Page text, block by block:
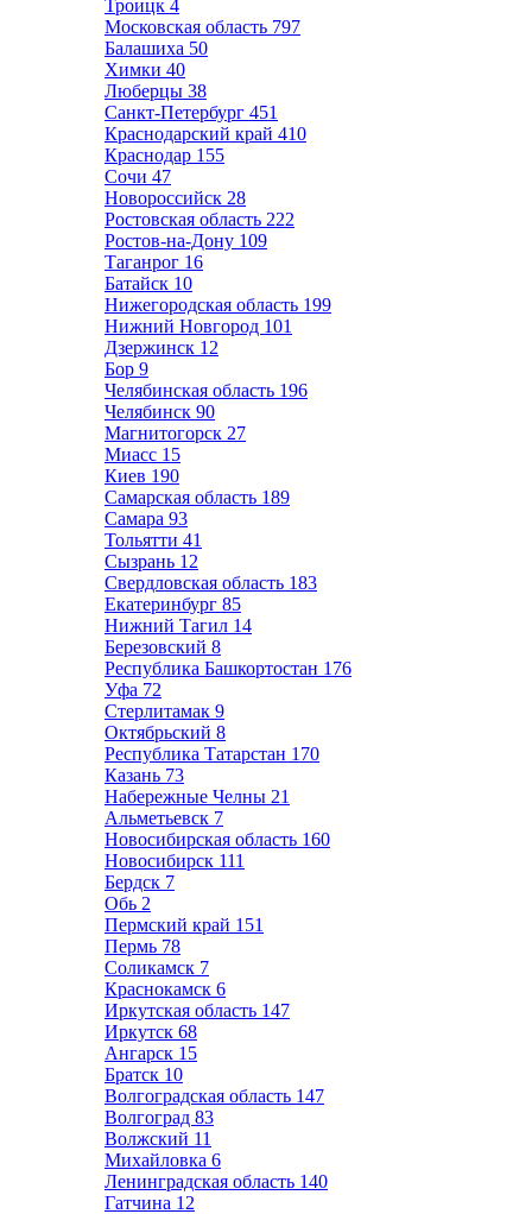
Троицк 4
Московская область 797
Балашиха 50
Химки 40
Люберцы 38
Санкт-Петербург 451
Краснодарский край 410
Краснодар 155
Сочи 47
Новороссийск 28
Ростовская область 222
Ростов-на-Дону 109
Таганрог 16
Батайск 10
Нижегородская область 199
Нижний Новгород 101
Дзержинск 12
Бор 9
Челябинская область 196
Челябинск 90
Магнитогорск 27
Миасс 15
Киев 190
Самарская область 189
Самара 93
Тольятти 41
Сызрань 12
Свердловская область 183
Екатеринбург 85
Нижний Тагил 14
Березовский 8
Республика Башкортостан 176
Уфа 72
Стерлитамак 9
Октябрьский 8
Республика Татарстан 170
Казань 73
Набережные Челны 21
Альметьевск 7
Новосибирская область 160
Новосибирск 111
Бердск 7
Обь 2
Пермский край 151
Пермь 78
Соликамск 7
Краснокамск 6
Иркутская область 147
Иркутск 68
Ангарск 15
Братск 10
Волгоградская область 147
Волгоград 83
Волжский 11
Михайловка 6
Ленинградская область 140
Гатчина 12